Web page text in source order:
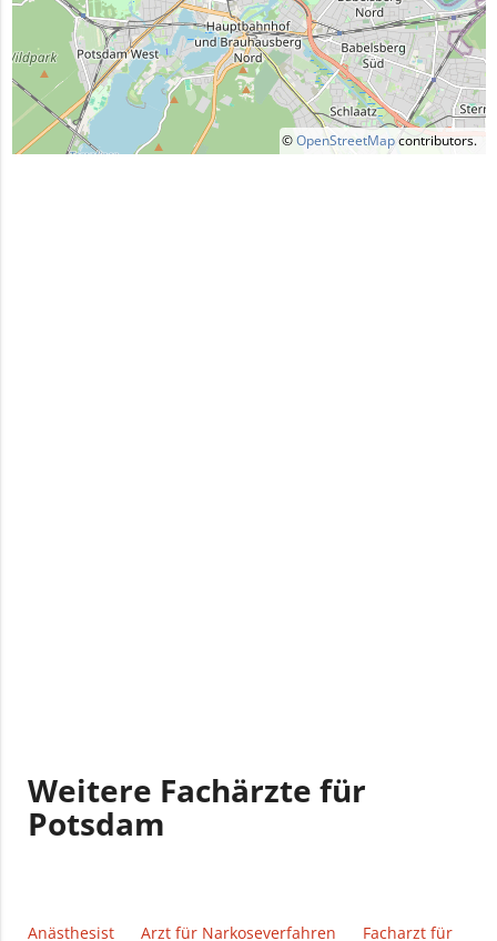
©OpenStreetMapcontributors.
Weitere Fachärzte für
Potsdam
Anästhesist Arzt für Narkoseverfahren Facharzt für